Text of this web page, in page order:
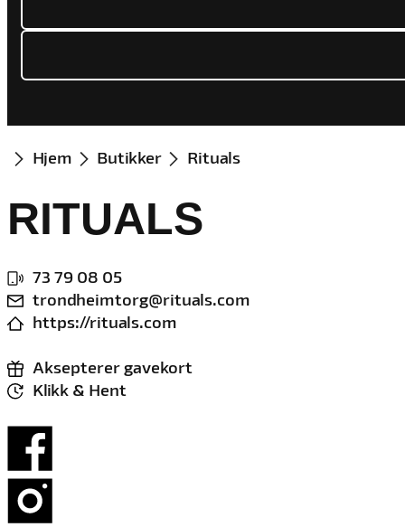
Hjem Butikker Rituals
RITUALS
73 79 08 05
trondheimtorg@rituals.com
https://rituals.com
Aksepterer gavekort
Klikk & Hent